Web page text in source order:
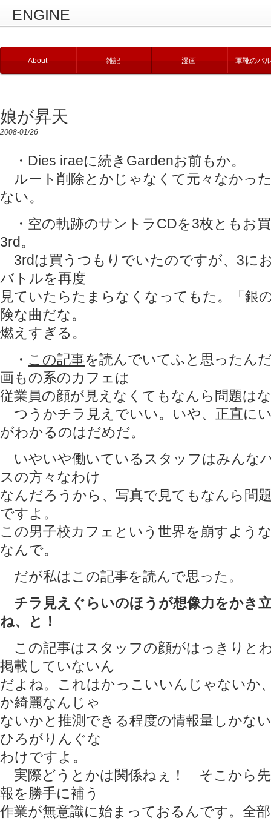
ENGINE
About 雑記 漫画 軍靴のバ
娘が昇天
2008-01/26
・Dies iraeに続きGardenお前もか。
ルート削除とかじゃなくて元々なかっ
ない。
・空の軌跡のサントラCDを3枚ともお
3rd。
3rdは買うつもりでいたのですが、3に
バトルを再度
見ていたらたまらなくなってもた。「銀
険な曲だな。
燃えすぎる。
・ この記事を読んでいてふと思ったん
画もの系のカフェは
従業員の顔が見えなくてもなんら問題は
つうかチラ見えでいい。いや、正直に
がわかるのはだめだ。
いやいや働いているスタッフはみんな
スの方々なわけ
なんだろうから、写真で見てもなんら問
ですよ。
この男子校カフェという世界を崩すよう
なんで。
だが私はこの記事を読んで思った。
チラ見えぐらいのほうが想像力をかき
ね、と！
この記事はスタッフの顔がはっきりと
掲載していないん
だよね。これはかっこいいんじゃないか
か綺麗なんじゃ
ないかと推測できる程度の情報量しかな
ひろがりんぐな
わけですよ。
実際どうとかは関係ねぇ！ そこから先
報を勝手に補う
作業が無意識に始まっておるんです。全